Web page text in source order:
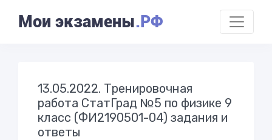
Мои экзамены.РФ
13.05.2022. Тренировочная
работа СтатГрад №5 по физике 9
класс (ФИ2190501-04) задания и
ответы